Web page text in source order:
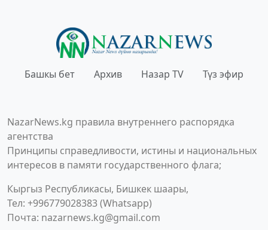
Башкы бет Архив Назар TV Түз эфир
NazarNews.kg правила внутреннего распорядка
агентства
Принципы справедливости, истины и национальных
интересов в памяти государственного флага;
Кыргыз Республикасы, Бишкек шаары,
Тел: +996779028383 (Whatsapp)
Почта: nazarnews.kg@gmail.com